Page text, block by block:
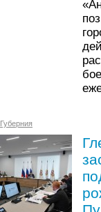
Губерния